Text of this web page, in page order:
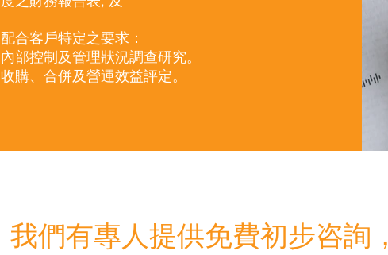
配合客戶特定之要求：
內部控制及管理狀況調查研究。
收購、合併及營運效益評定。
我們有專人提供免費初步咨詢，